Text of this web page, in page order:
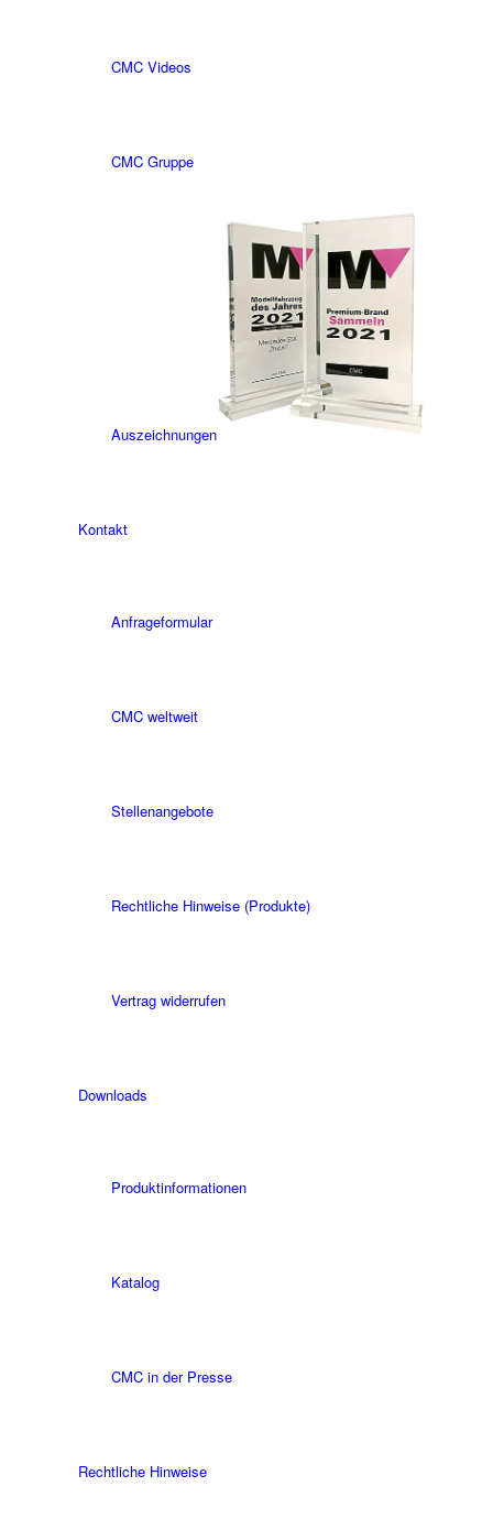
CMC Videos
CMC Gruppe
Auszeichnungen
Kontakt
Anfrageformular
CMC weltweit
Stellenangebote
Rechtliche Hinweise (Produkte)
Vertrag widerrufen
Downloads
Produktinformationen
Katalog
CMC in der Presse
Rechtliche Hinweise